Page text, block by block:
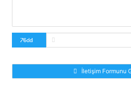
İletişim Formunu